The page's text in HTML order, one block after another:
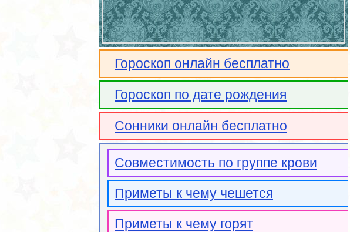
Гороскоп онлайн бесплатно
Гороскоп по дате рождения
Сонники онлайн бесплатно
Совместимость по группе крови
Приметы к чему чешется
Приметы к чему горят